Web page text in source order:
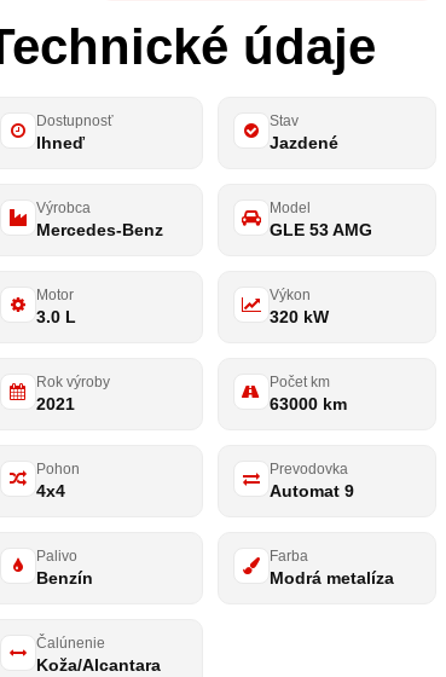
Mám záujem o podobné vozidlo
Technické údaje
Dostupnosť
Ihneď
Stav
Jazdené
Výrobca
Mercedes-Benz
Model
GLE 53 AMG
Motor
3.0 L
Výkon
320 kW
Rok výroby
2021
Počet km
63000 km
Pohon
4x4
Prevodovka
Automat 9
Palivo
Benzín